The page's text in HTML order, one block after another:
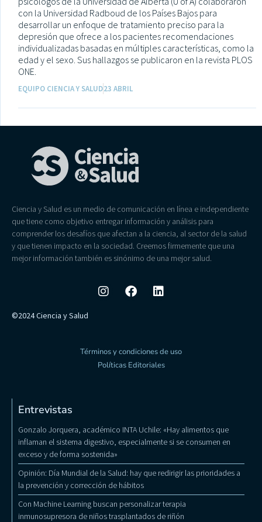
con la Universidad Radboud de los Países Bajos para
desarrollar un enfoque de tratamiento preciso para la
depresión que ofrece a los pacientes recomendaciones
individualizadas basadas en múltiples características, como la
edad y el sexo. Sus hallazgos se publicaron en la revista PLOS
ONE.
EQUIPO CIENCIA Y SALUD23 ABRIL
Ciencia y Salud es un medio de comunicación en línea e independiente
que tiene como objetivo entregar información y análisis para
comprender los desafíos que afectan a la ciencia, al sector de la salud
y que tienen impacto en la sociedad. Creemos firmemente que una
mejor información también es sinónimo de una mejor salud.
©2024 Ciencia y Salud
Términos y condiciones de uso
Políticas Editoriales
Entrevistas
Gonzalo Jorquera, académico INTA Uchile: «Hay alimentos que
inflaman el sistema digestivo, especialmente si se consumen en
exceso y de forma sostenida»
Opinión: Día Mundial de la Salud: hay que redirigir las prioridades a
la prevención y corrección de hábitos
Con Machine Learning buscan personalizar terapia
inmunosupresora de niños trasplantados de riñón